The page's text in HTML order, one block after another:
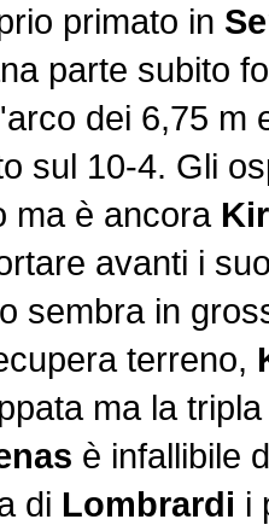
primato in
parte subito
dei 6,75 m
sul 10-4. Gli
ma è ancora
avanti i
sembra in
terreno,
ma la
è infallibile
di Lombrardi i